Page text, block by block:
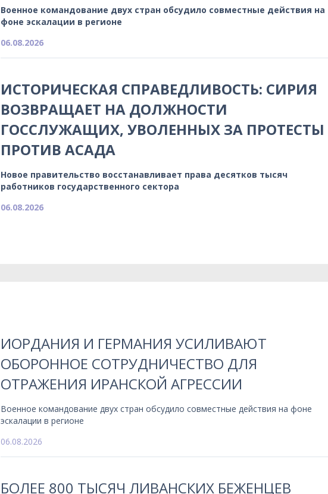
Военное командование двух стран обсудило совместные действия на
фоне эскалации в регионе
06.08.2026
ИСТОРИЧЕСКАЯ СПРАВЕДЛИВОСТЬ: СИРИЯ
ВОЗВРАЩАЕТ НА ДОЛЖНОСТИ
ГОССЛУЖАЩИХ, УВОЛЕННЫХ ЗА ПРОТЕСТЫ
ПРОТИВ АСАДА
Новое правительство восстанавливает права десятков тысяч
работников государственного сектора
06.08.2026
ИОРДАНИЯ И ГЕРМАНИЯ УСИЛИВАЮТ
ОБОРОННОЕ СОТРУДНИЧЕСТВО ДЛЯ
ОТРАЖЕНИЯ ИРАНСКОЙ АГРЕССИИ
Военное командование двух стран обсудило совместные действия на фоне
эскалации в регионе
06.08.2026
БОЛЕЕ 800 ТЫСЯЧ ЛИВАНСКИХ БЕЖЕНЦЕВ